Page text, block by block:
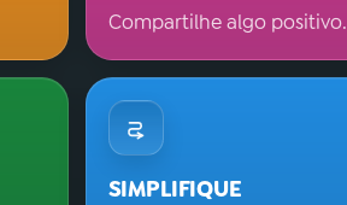
Compartilhe algo positivo.
SIMPLIFIQUE